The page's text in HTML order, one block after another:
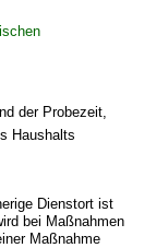
der Probezeit,
Haushalts
Dienstort ist
bei Maßnahmen
Maßnahme